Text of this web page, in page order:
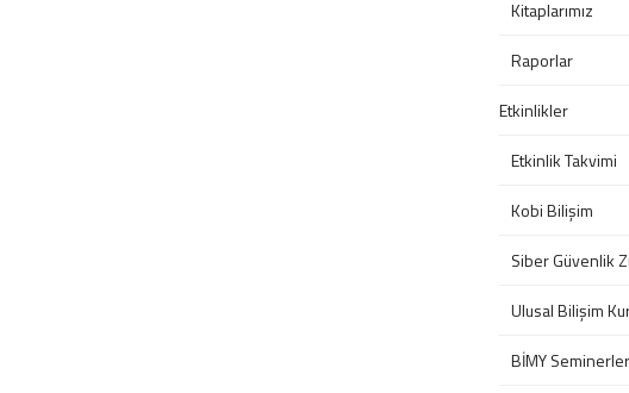
Kitaplarımız
Raporlar
Etkinlikler
Etkinlik Takvimi
Kobi Bilişim
Siber Güvenlik
Ulusal Bilişim
BİMY